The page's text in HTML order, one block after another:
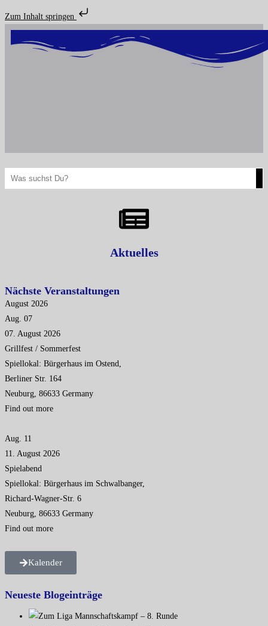
Zum Inhalt springen
Aktuelles
Nächste Veranstaltungen
August 2026
Aug. 07
07. August 2026
Grillfest / Sommerfest
Spiellokal: Bürgerhaus im Ostend,
Berliner Str. 164
Neuburg, 86633 Germany
Find out more
Aug. 11
11. August 2026
Spielabend
Spiellokal: Bürgerhaus im Schwalbanger,
Richard-Wagner-Str. 6
Neuburg, 86633 Germany
Find out more
Kalender
Neueste Blogeinträge